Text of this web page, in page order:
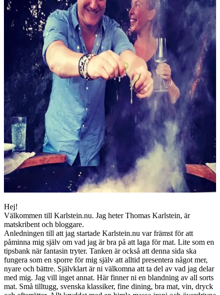
Hej!
Välkommen till Karlstein.nu. Jag heter Thomas Karlstein, är
matskribent och bloggare.
Anledningen till att jag startade Karlstein.nu var främst för att
påminna mig själv om vad jag är bra på att laga för mat. Lite som en
tipsbank när fantasin tryter. Tanken är också att denna sida ska
fungera som en sporre för mig själv att alltid presentera något mer,
nyare och bättre. Självklart är ni välkomna att ta del av vad jag delar
med mig. Jag vill inget annat. Här finner ni en blandning av all sorts
mat. Små tilltugg, svenska klassiker, fine dining, bra mat, vin, dryck